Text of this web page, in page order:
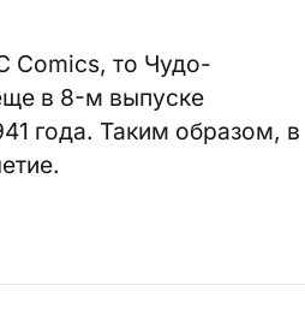
Comics, то Чудо-
в 8-м выпуске
года. Таким образом, в